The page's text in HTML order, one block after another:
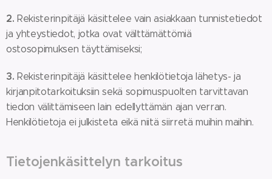
2.Rekisterinpitäjä käsittelee vain asiakkaan tunnistetiedot
ja yhteystiedot, jotka ovat välttämättömiä
ostosopimuksen täyttämiseksi;
3.Rekisterinpitäjä käsittelee henkilötietoja lähetys- ja
kirjanpitotarkoituksiin sekä sopimuspuolten tarvittavan
tiedon välittämiseen lain edellyttämän ajan verran.
Henkilötietoja ei julkisteta eikä niitä siirretä muihin maihin.
Tietojenkäsittelyn tarkoitus